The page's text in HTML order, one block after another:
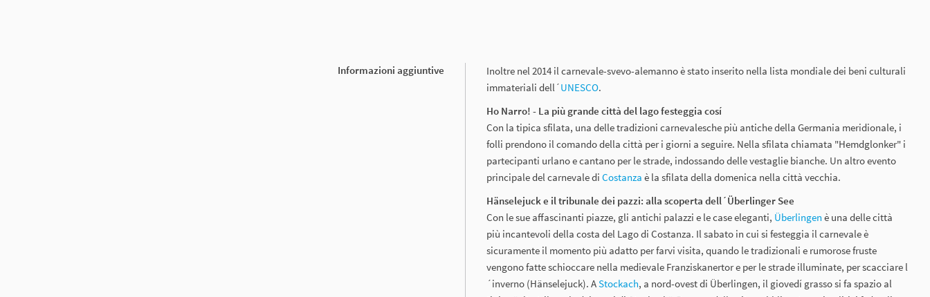
Informazioni aggiuntive
Inoltre nel 2014 il carnevale-svevo-alemanno è stato inserito nella lista mondiale dei beni culturali
immateriali dell´UNESCO.
Ho Narro! - La più grande città del lago festeggia cosí
Con la tipica sfilata, una delle tradizioni carnevalesche più antiche della Germania meridionale, i
folli prendono il comando della città per i giorni a seguire. Nella sfilata chiamata "Hemdglonker" i
partecipanti urlano e cantano per le strade, indossando delle vestaglie bianche. Un altro evento
principale del carnevale di Costanza è la sfilata della domenica nella città vecchia.
Hänselejuck e il tribunale dei pazzi: alla scoperta dell´Überlinger See
Con le sue affascinanti piazze, gli antichi palazzi e le case eleganti, Überlingen è una delle città
più incantevoli della costa del Lago di Costanza. Il sabato in cui si festeggia il carnevale è
sicuramente il momento più adatto per farvi visita, quando le tradizionali e rumorose fruste
vengono fatte schioccare nella medievale Franziskanertor e per le strade illuminate, per scacciare l
´inverno (Hänselejuck). AStockach, a nord-ovest di Überlingen, il giovedí grasso si fa spazio al